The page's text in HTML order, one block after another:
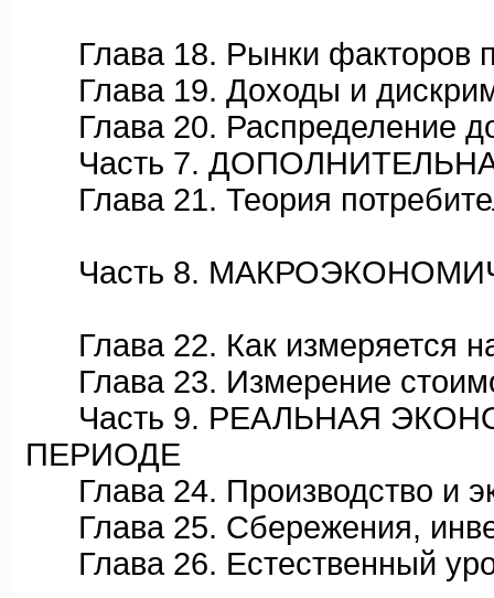
Глава 18. Рынки факторов
Глава 19. Доходы и
Глава 20. Распределение
Часть 7.
Глава 21. Теория
Часть 8.
Глава 22. Как измеряется
Глава 23. Измерение
Часть 9. РЕАЛЬНАЯ
ПЕРИОДЕ
Глава 24. Производство и
Глава 25. Сбережения,
Глава 26. Естественный